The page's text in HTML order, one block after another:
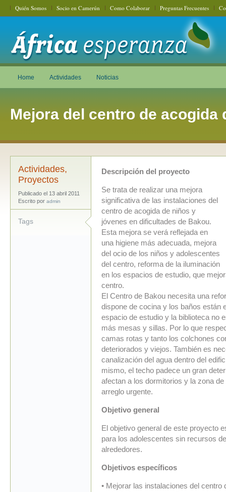
Quién Somos Socio en Camerún Como Colaborar Preguntas Frecuentes
Home Actividades Noticias
Mejora del centro de acogida
Actividades,
Proyectos
Publicado el 13 abril 2011
Escrito por admin
Tags
Descripción del proyecto
Se trata de realizar una mejora
significativa de las instalaciones del
centro de acogida de niños y
jóvenes en dificultades de Bakou.
Esta mejora se verá reflejada en
una higiene más adecuada, mejora
del ocio de los niños y adolescentes
del centro, reforma de la iluminación
en los espacios de estudio, que
centro.
El Centro de Bakou necesita una
dispone de cocina y los baños están
espacio de estudio y la biblioteca no
más mesas y sillas. Por lo que
camas rotas y tanto los colchones
deteriorados y viejos. También es
canalización del agua dentro del
mismo, el techo padece un gran
afectan a los dormitorios y la zona
arreglo urgente.
Objetivo general
El objetivo general de este proyecto
para los adolescentes sin recursos
alrededores.
Objetivos específicos
• Mejorar las instalaciones del centro